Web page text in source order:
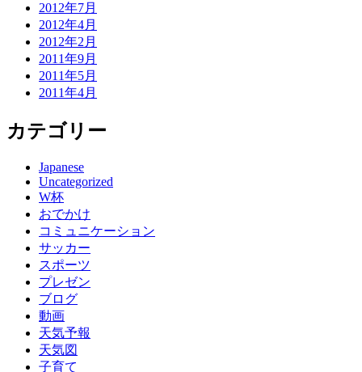
2012年7月
2012年4月
2012年2月
2011年9月
2011年5月
2011年4月
カテゴリー
Japanese
Uncategorized
W杯
おでかけ
コミュニケーション
サッカー
スポーツ
プレゼン
ブログ
動画
天気予報
天気図
子育て